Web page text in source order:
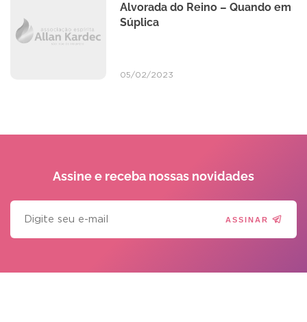
Alvorada do Reino – Quando em
Súplica
05/02/2023
Assine e receba nossas novidades
ASSINAR